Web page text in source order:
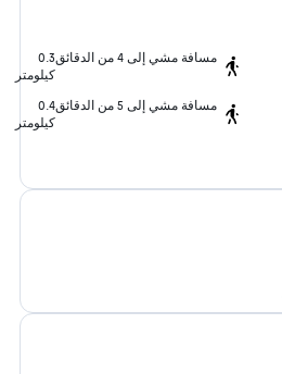
مسافة مشي إلى 4 من الدقائق
0.3
كيلومتر
مسافة مشي إلى 5 من الدقائق
0.4
كيلومتر